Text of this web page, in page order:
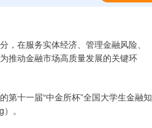
在服务实体经济、管理金融风险、
推动金融市场高质量发展的关键环
十一届“中金所杯”全国大学生金融知
。